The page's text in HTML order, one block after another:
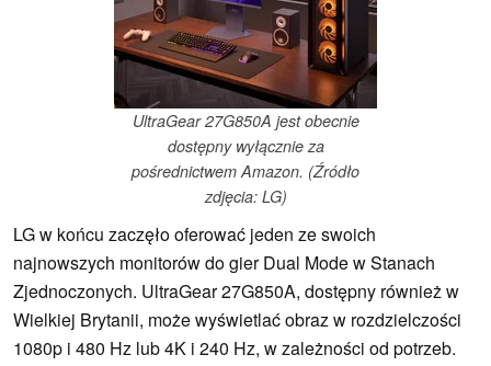
UltraGear 27G850A jest obecnie
dostępny wyłącznie za
pośrednictwem Amazon. (Źródło
zdjęcia: LG)
LG w końcu zaczęło oferować jeden ze swoich
najnowszych monitorów do gier Dual Mode w Stanach
Zjednoczonych. UltraGear 27G850A, dostępny również w
Wielkiej Brytanii, może wyświetlać obraz w rozdzielczości
1080p i 480 Hz lub 4K i 240 Hz, w zależności od potrzeb.